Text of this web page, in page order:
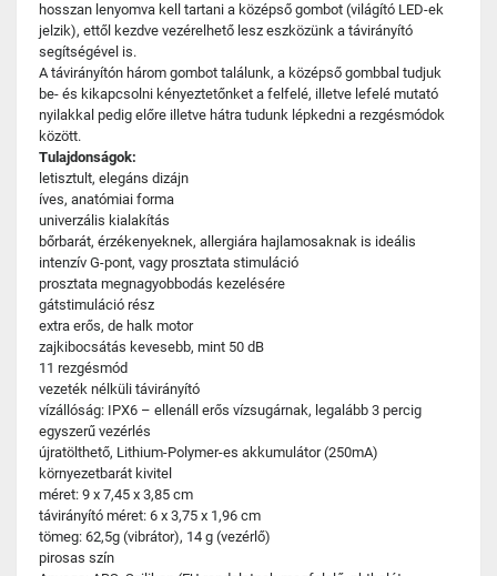
hosszan lenyomva kell tartani a középső gombot (világító LED-ek
jelzik), ettől kezdve vezérelhető lesz eszközünk a távirányító
segítségével is.
A távirányítón három gombot találunk, a középső gombbal tudjuk
be- és kikapcsolni kényeztetőnket a felfelé, illetve lefelé mutató
nyilakkal pedig előre illetve hátra tudunk lépkedni a rezgésmódok
között.
Tulajdonságok:
letisztult, elegáns dizájn
íves, anatómiai forma
univerzális kialakítás
bőrbarát, érzékenyeknek, allergiára hajlamosaknak is ideális
intenzív G-pont, vagy prosztata stimuláció
prosztata megnagyobbodás kezelésére
gátstimuláció rész
extra erős, de halk motor
zajkibocsátás kevesebb, mint 50 dB
11 rezgésmód
vezeték nélküli távirányító
vízállóság: IPX6 – ellenáll erős vízsugárnak, legalább 3 percig
egyszerű vezérlés
újratölthető, Lithium-Polymer-es akkumulátor (250mA)
környezetbarát kivitel
méret: 9 x 7,45 x 3,85 cm
távirányító méret: 6 x 3,75 x 1,96 cm
tömeg: 62,5g (vibrátor), 14 g (vezérlő)
pirosas szín